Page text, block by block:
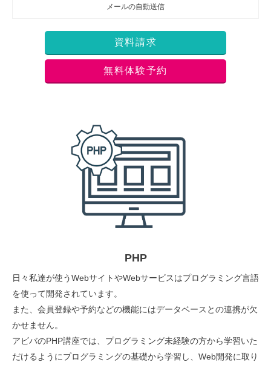
メールの自動送信
資料請求
無料体験予約
PHP
日々私達が使うWebサイトやWebサービスはプログラミング言語
を使って開発されています。
また、会員登録や予約などの機能にはデータベースとの連携が欠
かせません。
アビバのPHP講座では、プログラミング未経験の方から学習いた
だけるようにプログラミングの基礎から学習し、Web開発に取り